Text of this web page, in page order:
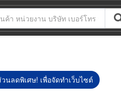
นลดพิเศษ! เพื่อจัดทำเว็บไซต์